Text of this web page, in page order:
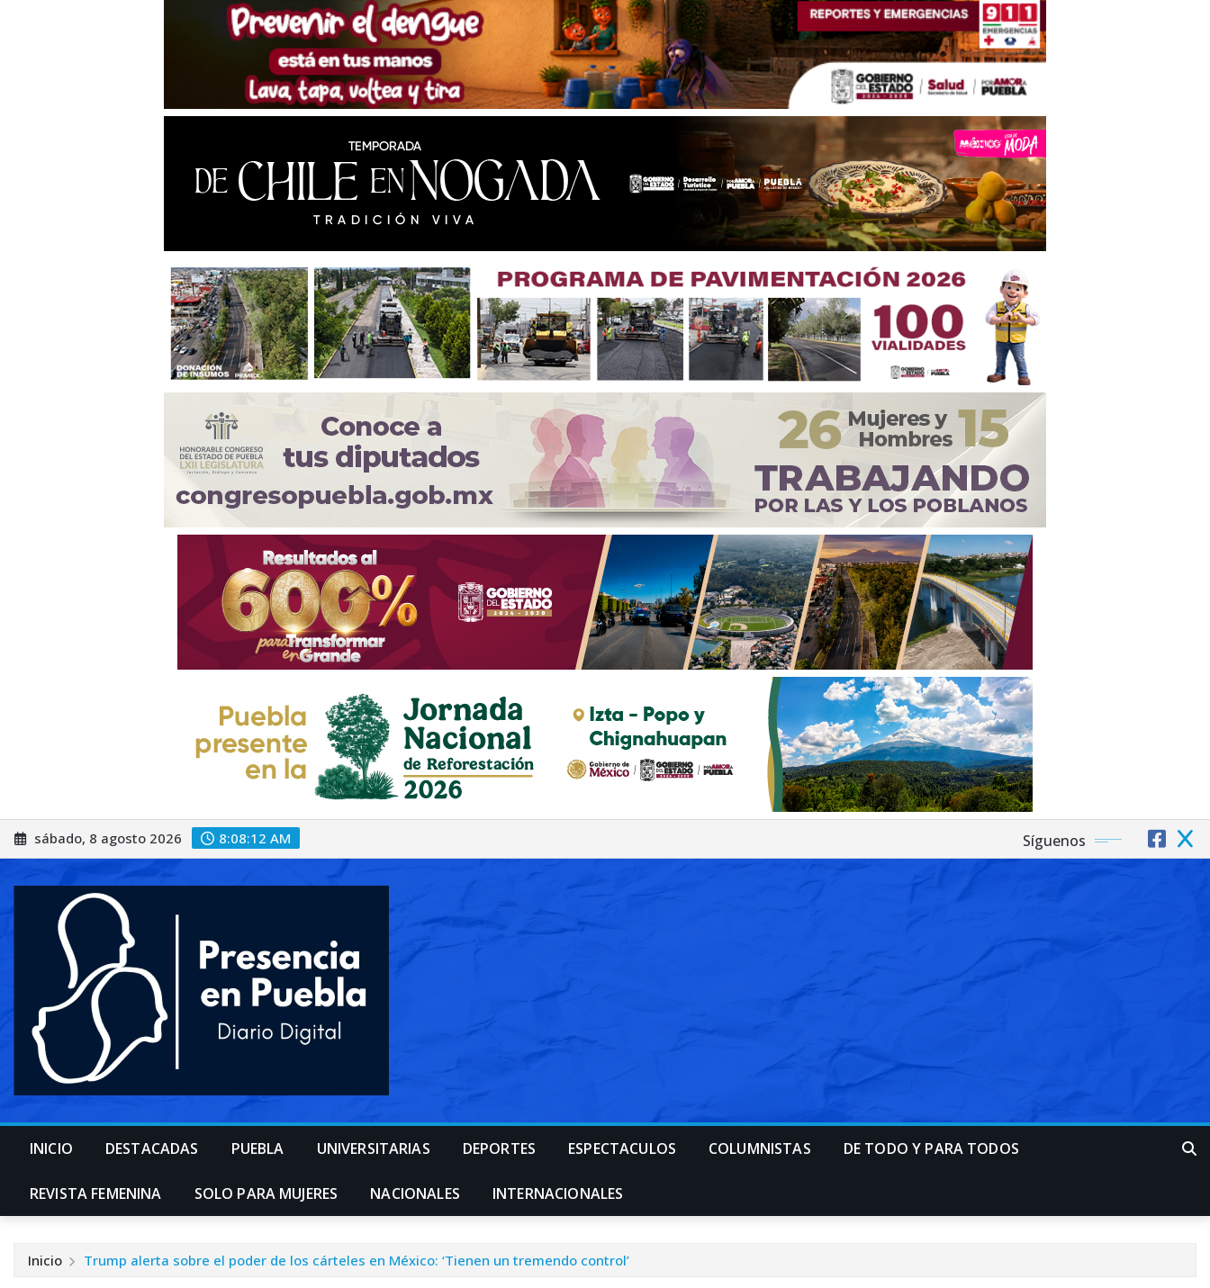
Saltar
al
sábado, 8 agosto 2026 8:08:14 AM Síguenos
INICIO DESTACADAS PUEBLA UNIVERSITARIAS DEPORTES ESPECTACULOS COLUMNISTAS DE TODO Y PARA TODOS
REVISTA FEMENINA SOLO PARA MUJERES NACIONALES INTERNACIONALES
Inicio Trump alerta sobre el poder de los cárteles en México: ‘Tienen un tremendo control’